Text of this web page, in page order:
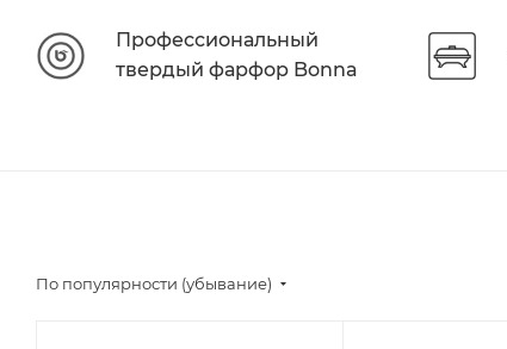
Профессиональный
твердый фарфор Bonna
По популярности (убывание)